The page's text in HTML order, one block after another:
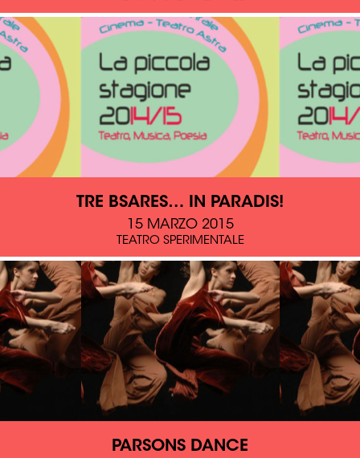
TRE BSARES… IN PARADIS!
15 MARZO 2015
TEATRO SPERIMENTALE
PARSONS DANCE